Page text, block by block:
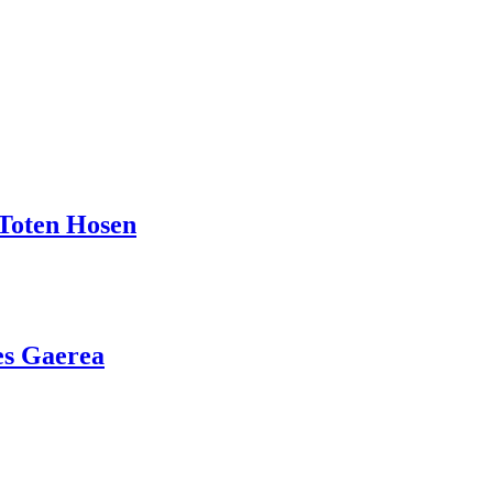
Hosen
Gaerea